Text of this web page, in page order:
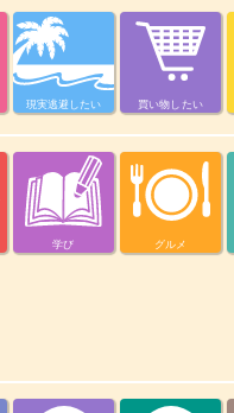
現実逃避したい 買い物したい
学び グルメ